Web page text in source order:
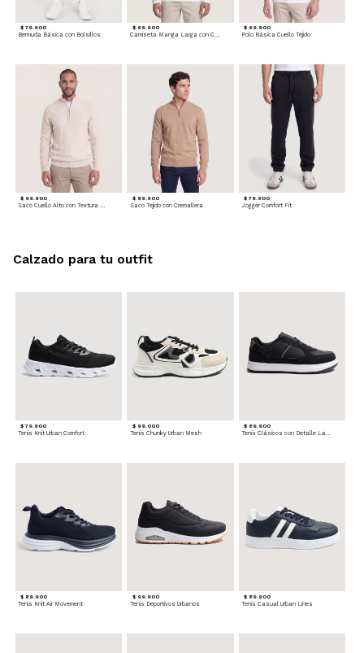
$ 79.900
Bermuda Básica con Bolsillos
$ 69.900
Camiseta Manga Larga con Cuello Henley
$ 69.900
Polo Básica Cuello Tejido
$ 99.900
Saco Cuello Alto con Textura Trenzada
$ 89.900
Saco Tejido con Cremallera
$ 79.900
Jogger Comfort Fit
$ 79.900
Tenis Knit Urban Comfort
$ 99.000
Tenis Chunky Urban Mesh
$ 89.900
Tenis Clásicos con Detalle Lateral
$ 89.900
Tenis Knit Air Movement
$ 99.900
Tenis Deportivos Urbanos
$ 89.900
Tenis Casual Urban Lines
Calzado para tu outfit